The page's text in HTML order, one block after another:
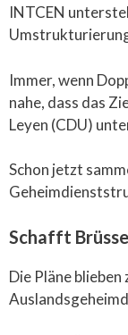
INTCEN
Immer, wenn
nahe, dass das
Leyen (CDU)
Schon jetzt
Schafft
Die Pläne